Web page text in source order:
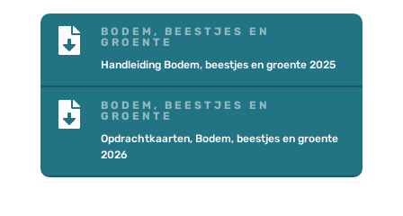

BODEM, BEESTJES EN
GROENTE
Handleiding Bodem, beestjes en groente 2025

BODEM, BEESTJES EN
GROENTE
Opdrachtkaarten, Bodem, beestjes en groente
2026